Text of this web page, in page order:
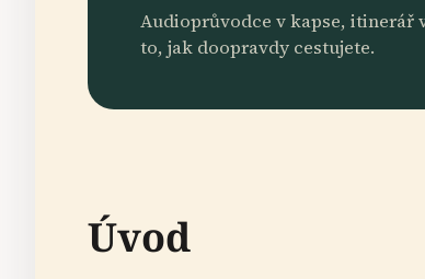
Audioprůvodce v kapse, itinerář
to, jak doopravdy cestujete.
Úvod